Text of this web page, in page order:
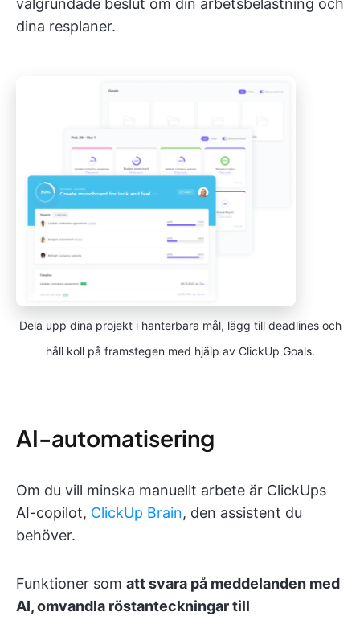
välgrundade beslut om din arbetsbelastning och
dina resplaner.
Dela upp dina projekt i hanterbara mål, lägg till deadlines och
håll koll på framstegen med hjälp av ClickUp Goals.
AI-automatisering
Om du vill minska manuellt arbete är ClickUps
AI-copilot, ClickUp Brain, den assistent du
behöver.
Funktioner som att svara på meddelanden med
AI, omvandla röstanteckningar till